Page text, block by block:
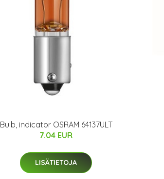
Bulb, indicator OSRAM 64137ULT
7.04 EUR
LISÄTIETOJA